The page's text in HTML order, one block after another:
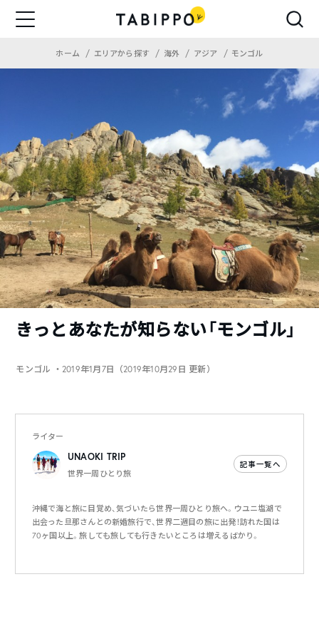
ホーム エリアから探す 海外 アジア モンゴル
きっとあなたが知らない「モンゴル」
モンゴル ・2019年1月7日（2019年10月29日 更新）
ライター
UNAOKI TRIP
世界一周ひとり旅
記事一覧へ
沖縄で海と旅に目覚め、気づいたら世界一周ひとり旅へ。ウユニ塩湖で
出会った旦那さんとの新婚旅行で、世界二週目の旅に出発！訪れた国は
70ヶ国以上。旅しても旅しても行きたいところは増えるばかり。